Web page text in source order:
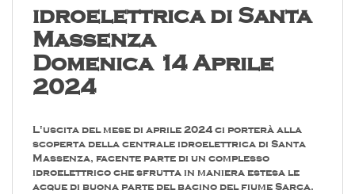
idroelettrica di Santa
Massenza
Domenica 14 Aprile
2024
L'uscita del mese di aprile 2024 ci porterà alla
scoperta della centrale idroelettrica di Santa
Massenza, facente parte di un complesso
idroelettrico che sfrutta in maniera estesa le
acque di buona parte del bacino del fiume Sarca.